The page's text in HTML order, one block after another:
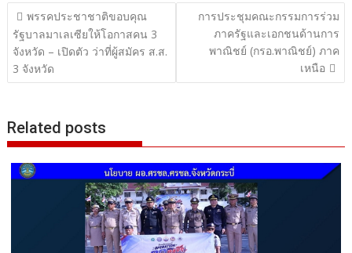
แนะแนว
เรื่อง
พรรคประชาชาติขอบคุณ
รัฐบาลมาเลเซียให้โอกาสคน 3
จังหวัด – เปิดตัว ว่าที่ผู้สมัคร ส.ส.
3 จังหวัด
การประชุมคณะกรรมการร่วม
ภาครัฐและเอกชนด้านการ
พาณิชย์ (กรอ.พาณิชย์) ภาค
เหนือ
Related posts